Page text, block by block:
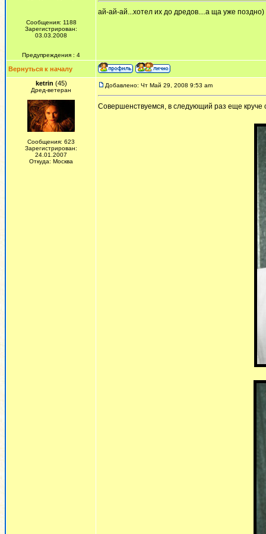
Сообщения: 1188
Зарегистрирован:
03.03.2008
Предупреждения : 4
ай-ай-ай...хотел их до дредов....а ща уже поздно)
Вернуться к началу
ketrin (45)
Дред-ветеран
Сообщения: 623
Зарегистрирован:
24.01.2007
Откуда: Москва
Добавлено: Чт Май 29, 2008 9:53 am
Совершенствуемся, в следующий раз еще круче